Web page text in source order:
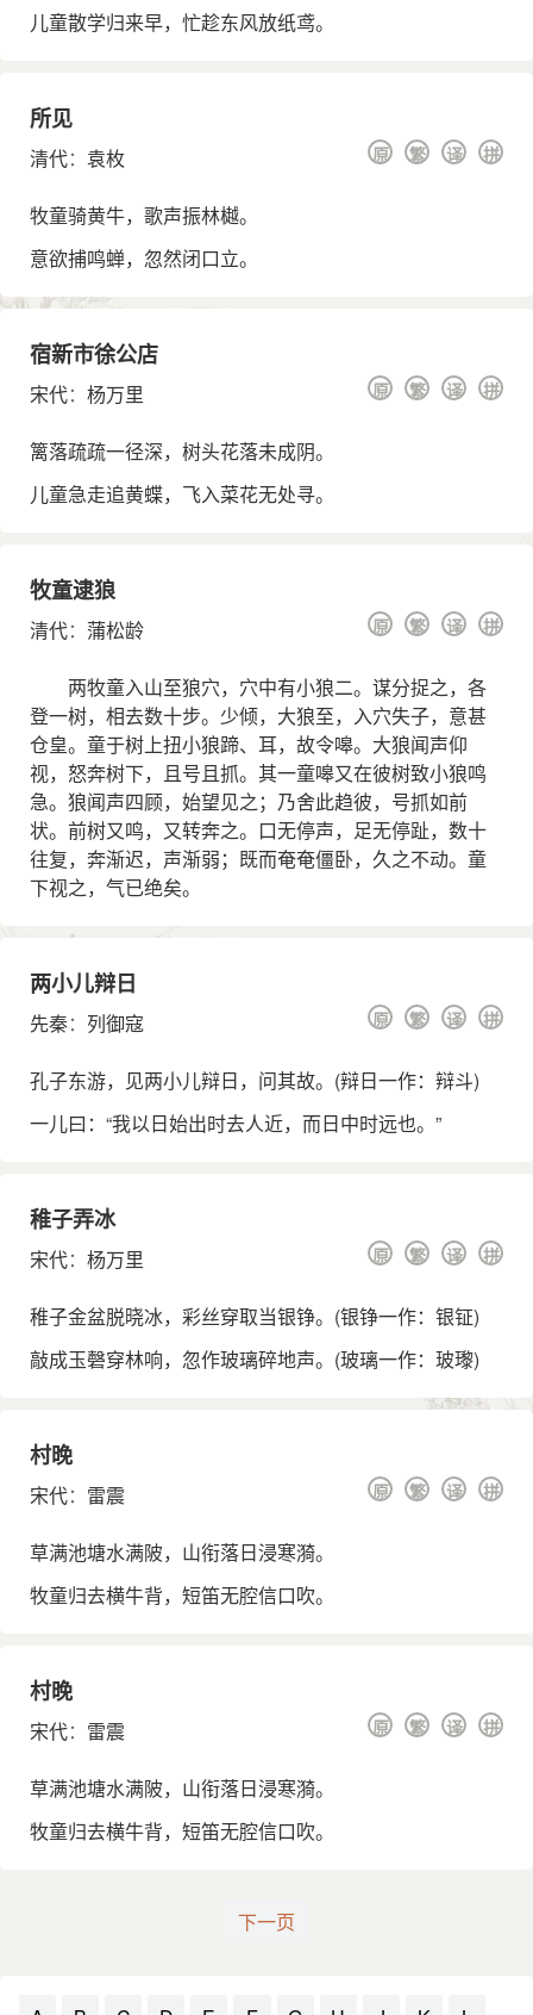
儿童散学归来早，忙趁东风放纸鸢。
所见
清代： 袁枚 拼
译
繁
原
牧童骑黄牛，歌声振林樾。
意欲捕鸣蝉，忽然闭口立。
宿新市徐公店
宋代： 杨万里 拼
译
繁
原
篱落疏疏一径深，树头花落未成阴。
儿童急走追黄蝶，飞入菜花无处寻。
牧童逮狼
清代： 蒲松龄 拼
译
繁
原
两牧童入山至狼穴，穴中有小狼二。谋分捉之，各
登一树，相去数十步。少倾，大狼至，入穴失子，意甚
仓皇。童于树上扭小狼蹄、耳，故令嗥。大狼闻声仰
视，怒奔树下，且号且抓。其一童嗥又在彼树致小狼鸣
急。狼闻声四顾，始望见之；乃舍此趋彼，号抓如前
状。前树又鸣，又转奔之。口无停声，足无停趾，数十
往复，奔渐迟，声渐弱；既而奄奄僵卧，久之不动。童
下视之，气已绝矣。
两小儿辩日
先秦： 列御寇 拼
译
繁
原
孔子东游，见两小儿辩日，问其故。(辩日一作：辩斗)
一儿曰：“我以日始出时去人近，而日中时远也。”
稚子弄冰
宋代： 杨万里 拼
译
繁
原
稚子金盆脱晓冰，彩丝穿取当银铮。(银铮一作：银钲)
敲成玉磬穿林响，忽作玻璃碎地声。(玻璃一作：玻瓈)
村晚
宋代： 雷震 拼
译
繁
原
草满池塘水满陂，山衔落日浸寒漪。
牧童归去横牛背，短笛无腔信口吹。
村晚
宋代： 雷震 拼
译
繁
原
草满池塘水满陂，山衔落日浸寒漪。
牧童归去横牛背，短笛无腔信口吹。
下一页